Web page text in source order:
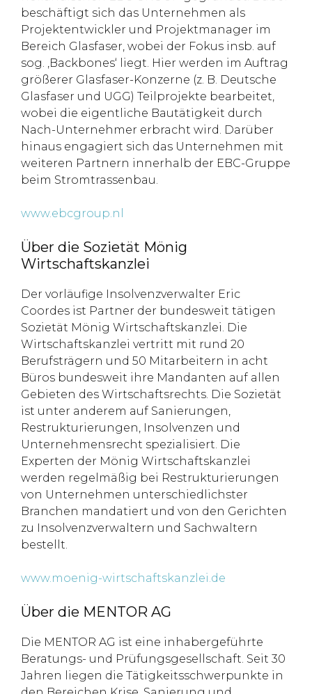
beschäftigt sich das Unternehmen als
Projektentwickler und Projektmanager im
Bereich Glasfaser, wobei der Fokus insb. auf
sog. ‚Backbones‘ liegt. Hier werden im Auftrag
größerer Glasfaser-Konzerne (z. B. Deutsche
Glasfaser und UGG) Teilprojekte bearbeitet,
wobei die eigentliche Bautätigkeit durch
Nach-Unternehmer erbracht wird. Darüber
hinaus engagiert sich das Unternehmen mit
weiteren Partnern innerhalb der EBC-Gruppe
beim Stromtrassenbau.
www.ebcgroup.nl
Über die Sozietät Mönig
Wirtschaftskanzlei
Der vorläufige Insolvenzverwalter Eric
Coordes ist Partner der bundesweit tätigen
Sozietät Mönig Wirtschaftskanzlei. Die
Wirtschaftskanzlei vertritt mit rund 20
Berufsträgern und 50 Mitarbeitern in acht
Büros bundesweit ihre Mandanten auf allen
Gebieten des Wirtschaftsrechts. Die Sozietät
ist unter anderem auf Sanierungen,
Restrukturierungen, Insolvenzen und
Unternehmensrecht spezialisiert. Die
Experten der Mönig Wirtschaftskanzlei
werden regelmäßig bei Restrukturierungen
von Unternehmen unterschiedlichster
Branchen mandatiert und von den Gerichten
zu Insolvenzverwaltern und Sachwaltern
bestellt.
www.moenig-wirtschaftskanzlei.de
Über die MENTOR AG
Die MENTOR AG ist eine inhabergeführte
Beratungs- und Prüfungsgesellschaft. Seit 30
Jahren liegen die Tätigkeitsschwerpunkte in